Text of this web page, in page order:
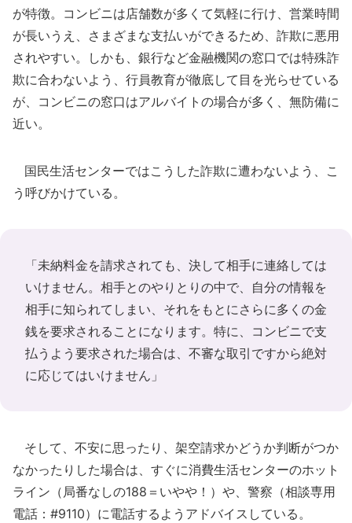
が特徴。コンビニは店舗数が多くて気軽に行け、営業時間
が長いうえ、さまざまな支払いができるため、詐欺に悪用
されやすい。しかも、銀行など金融機関の窓口では特殊詐
欺に合わないよう、行員教育が徹底して目を光らせている
が、コンビニの窓口はアルバイトの場合が多く、無防備に
近い。
国民生活センターではこうした詐欺に遭わないよう、こ
う呼びかけている。
「未納料金を請求されても、決して相手に連絡しては
いけません。相手とのやりとりの中で、自分の情報を
相手に知られてしまい、それをもとにさらに多くの金
銭を要求されることになります。特に、コンビニで支
払うよう要求された場合は、不審な取引ですから絶対
に応じてはいけません」
そして、不安に思ったり、架空請求かどうか判断がつか
なかったりした場合は、すぐに消費生活センターのホット
ライン（局番なしの188＝いやや！）や、警察（相談専用
電話：#9110）に電話するようアドバイスしている。